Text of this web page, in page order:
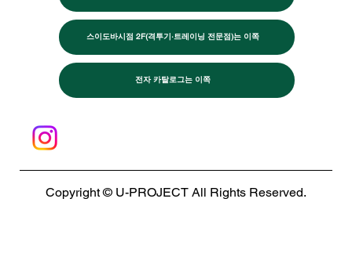
스이도바시점 2F(격투기·트레이닝 전문점)는 이쪽
전자 카탈로그는 이쪽
Copyright © U-PROJECT All Rights Reserved.